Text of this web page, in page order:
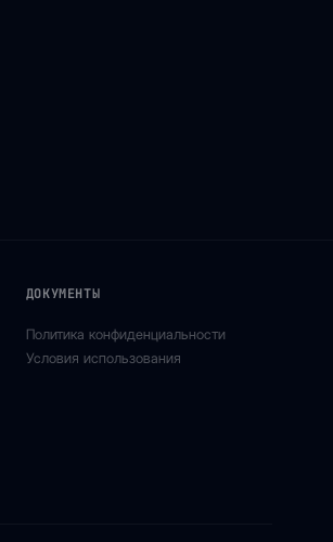
ДОКУМЕНТЫ
Политика конфиденциальности
Условия использования